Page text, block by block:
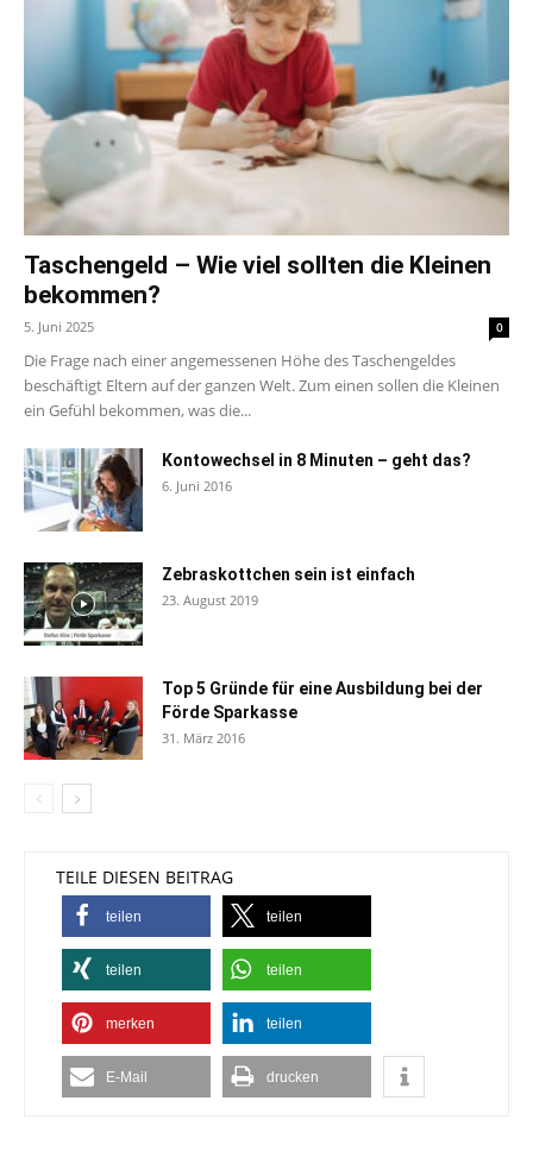
Taschengeld – Wie viel sollten die Kleinen
bekommen?
5. Juni 2025 0
Die Frage nach einer angemessenen Höhe des Taschengeldes
beschäftigt Eltern auf der ganzen Welt. Zum einen sollen die Kleinen
ein Gefühl bekommen, was die...
Kontowechsel in 8 Minuten – geht das?
6. Juni 2016
Zebraskottchen sein ist einfach
23. August 2019
Top 5 Gründe für eine Ausbildung bei der
Förde Sparkasse
31. März 2016
TEILE DIESEN BEITRAG
teilen teilen
teilen teilen
merken teilen
E-Mail drucken